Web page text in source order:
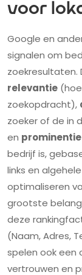
voor
Google en
signalen om
zoekresultaten.
relevantie
zoekopdracht),
zoeker of de in
en prominentie
bedrijf is,
links en
optimaliseren
grootste
deze
(Naam, Adres,
spelen ook een
vertrouwen en